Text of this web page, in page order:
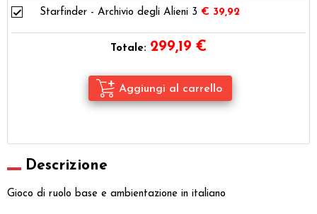
Starfinder - Archivio degli Alieni 3 € 39,92
Totale: 299,19 €
Descrizione
Gioco di ruolo base e ambientazione in italiano